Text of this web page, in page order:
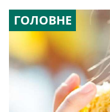
ГОЛОВНЕ